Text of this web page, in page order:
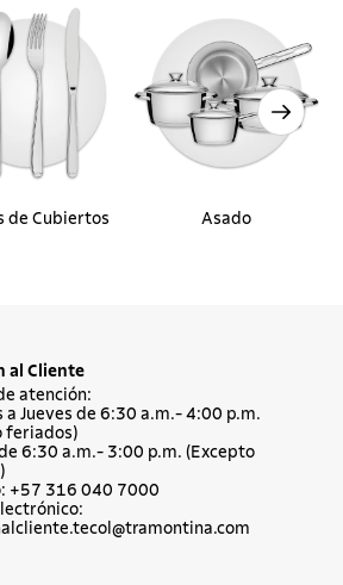
de Cubiertos Asado
al Cliente
atención:
a Jueves de 6:30 a.m.- 4:00 p.m.
feriados)
6:30 a.m.- 3:00 p.m. (Excepto
+57 316 040 7000